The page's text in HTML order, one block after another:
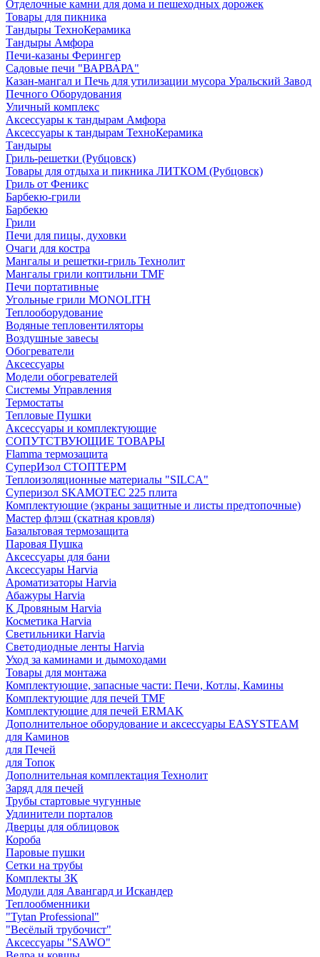
Отделочные камни для дома и пешеходных дорожек
Товары для пикника
Тандыры ТехноКерамика
Тандыры Амфора
Печи-казаны Ферингер
Садовые печи "ВАРВАРА"
Казан-мангал и Печь для утилизации мусора Уральский Завод
Печного Оборудования
Уличный комплекс
Аксессуары к тандырам Амфора
Аксессуары к тандырам ТехноКерамика
Тандыры
Гриль-решетки (Рубцовск)
Товары для отдыха и пикника ЛИТКОМ (Рубцовск)
Гриль от Феникс
Барбекю-грили
Барбекю
Грили
Печи для пицы, духовки
Очаги для костра
Мангалы и решетки-гриль Технолит
Мангалы грили коптильни TMF
Печи портативные
Угольные грили MONOLITH
Теплооборудование
Водяные тепловентиляторы
Воздушные завесы
Обогреватели
Аксессуары
Модели обогревателей
Системы Управления
Термостаты
Тепловые Пушки
Аксессуары и комплектующие
СОПУТСТВУЮЩИЕ ТОВАРЫ
Flamma термозащита
СуперИзол СТОПТЕРМ
Теплоизоляционные материалы "SILCA"
Суперизол SKAMOTEC 225 плита
Комплектующие (экраны защитные и листы предтопочные)
Мастер флэш (скатная кровля)
Базальтовая термозащита
Паровая Пушка
Аксессуары для бани
Аксессуары Harvia
Ароматизаторы Harvia
Абажуры Harvia
К Дровяным Harvia
Косметика Harvia
Светильники Harvia
Светодиодные ленты Harvia
Уход за каминами и дымоходами
Товары для монтажа
Комплектующие, запасные части: Печи, Котлы, Камины
Комплектующие для печей TMF
Комплектующие для печей ERMAK
Дополнительное оборудование и аксессуары EASYSTEAM
для Каминов
для Печей
для Топок
Дополнительная комплектация Технолит
Заряд для печей
Трубы стартовые чугунные
Удлинители порталов
Дверцы для облицовок
Короба
Паровые пушки
Сетки на трубы
Комплекты ЗК
Модули для Авангард и Искандер
Теплообменники
"Tytan Professional"
"Весёлый трубочист"
Аксессуары "SAWO"